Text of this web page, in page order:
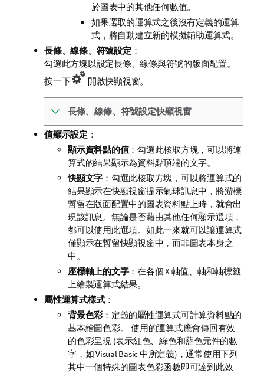
於圖表中的其他任何數值。
如果選取的運算式之後沒有定義的運算
式，將自動建立新的模擬輔助運算式。
長條、線條、符號設定 ：
勾選此方塊以設定長條、線條與符號的版面配置。
按一下
開啟快顯視窗。
長條、線條、符號設定快顯視窗
值顯示設定 ：
顯示資料點的值：勾選此核取方塊，可以將運
算式的結果顯示為資料點頂端的文字。
快顯文字 ：勾選此核取方塊，可以將運算式的
結果顯示在快顯視窗提示氣球訊息中，將游標
暫留在版面配置中的圖表資料點上時，就會出
現該訊息。無論是否藉由其他任何顯示選項，
都可以使用此選項。如此一來就可以讓運算式
僅顯示在暫留快顯視窗中，而非圖表本身之
中。
座標軸上的文字：在各個 X 軸值、軸和軸標籤
上繪製運算式結果。
屬性運算式樣式：
背景色彩 ： 定義的屬性運算式可計算資料點的
基本繪圖色彩。 使用的運算式應會傳回有效
的色彩呈現 (表示紅色、綠色和藍色元件的數
字，如 Visual Basic 中所定義)，通常使用下列
其中一個特殊的圖表色彩函數即可達到此效